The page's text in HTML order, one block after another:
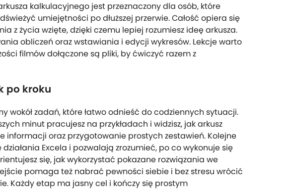
kalkulacyjnego jest przeznaczony dla osób, które
umiejętności po dłuższej przerwie. Całość opiera się
z życia wzięte, dzięki czemu lepiej rozumiesz ideę arkusza.
obliczeń oraz wstawiania i edycji wykresów. Lekcje warto
filmów dołączone są pliki, by ćwiczyć razem z
po kroku
wokół zadań, które łatwo odnieść do codziennych sytuacji.
minut pracujesz na przykładach i widzisz, jak arkusz
informacji oraz przygotowanie prostych zestawień. Kolejne
Excela i pozwalają zrozumieć, po co wykonuje się
się, jak wykorzystać pokazane rozwiązania we
pomaga też nabrać pewności siebie i bez stresu wrócić
Każdy etap ma jasny cel i kończy się prostym